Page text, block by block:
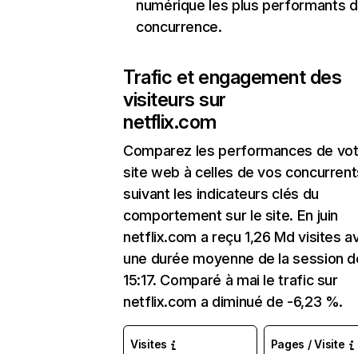
numérique les plus performants
concurrence.
Trafic et engagement des
visiteurs sur
netflix.com
Comparez les performances de
site web à celles de vos
suivant les indicateurs clés du
comportement sur le site. En juin
netflix.com a reçu 1,26 Md visites
une durée moyenne de la session
15:17. Comparé à mai le trafic sur
netflix.com a diminué de -6,23 %.
Visites Pages / Visite